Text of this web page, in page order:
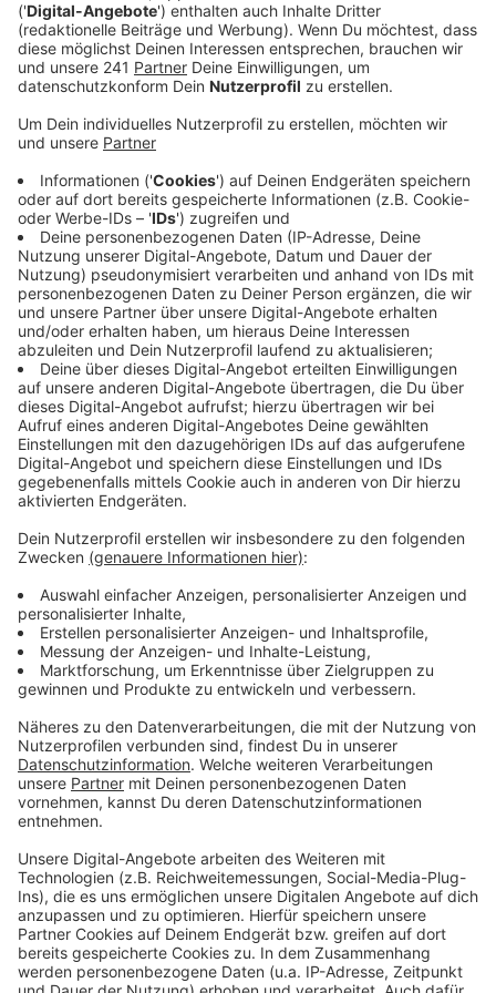
aufmacht, bestreitet die Werkself am
Freitagabend um 17:30 Uhr in Velbert das erste
Testspiel der Sommervorbereitung gegen den
Zweitligisten SC Paderborn.
Veröffentlicht:Freitag, 21.07.2023 06:13
Anzeige
Bei dem Spiel gegen Paderborn wird die Werkself dann
zum ersten Mal im neuen Auswärtstrikot auflaufen. Ob
Moussa Diaby dann noch dabei sein wird, darf
bezweifelt werden. Medienberichten zufolge steht
der Offensivspieler kurz vor einem Wechsel zu Aston
Villa in die englische Premier League. Die
Ablösesumme für Diaby soll bei etwa 50 Millionen Euro
plus Bonuszahlungen liegen.
Anzeige
Anzeige
Leverkusener ADFC: Kritik an städtischer
Fahrradsituation
Leverkusener Park+Ride-Parkplätze schneiden gut ab
Mieten für Büroflächen in Leverkusen steigen
Anzeige